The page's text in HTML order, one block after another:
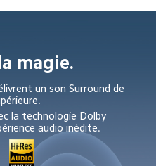
magie.
un son Surround de
la technologie Dolby
audio inédite.